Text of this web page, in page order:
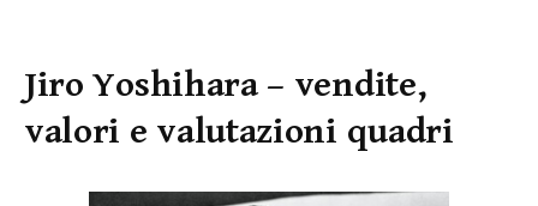
Jiro Yoshihara – vendite,
valori e valutazioni quadri